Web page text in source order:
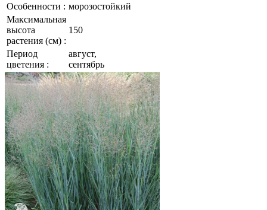
Особенности : морозостойкий
Максимальная
высота
растения (см) :
150
Период
цветения :
август,
сентябрь